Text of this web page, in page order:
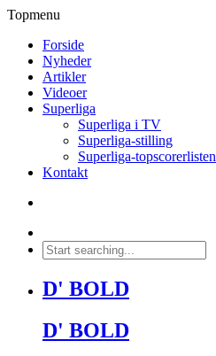
Topmenu
Forside
Nyheder
Artikler
Videoer
Superliga
Superliga i TV
Superliga-stilling
Superliga-topscorerlisten
Kontakt
D' BOLD
D' BOLD